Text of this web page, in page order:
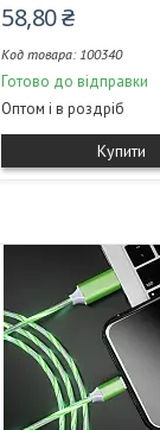
58,80 ₴
100340
Готово до відправки
Оптом і в роздріб
Купити